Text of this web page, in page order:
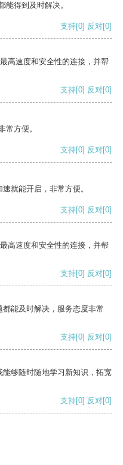
能得到及时解决。
支持[0] 反对[0]
高速度和安全性的连接，并帮
支持[0] 反对[0]
常方便。
支持[0] 反对[0]
就能开启，非常方便。
支持[0] 反对[0]
高速度和安全性的连接，并帮
支持[0] 反对[0]
能及时解决，服务态度非常
支持[0] 反对[0]
够随时随地学习新知识，拓宽
支持[0] 反对[0]